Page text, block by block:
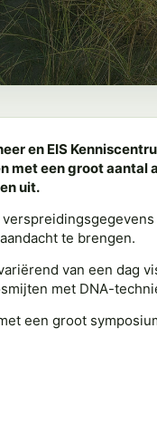
en EIS
met een groot
uit.
te brengen.
van een dag
met DNA-
een groot